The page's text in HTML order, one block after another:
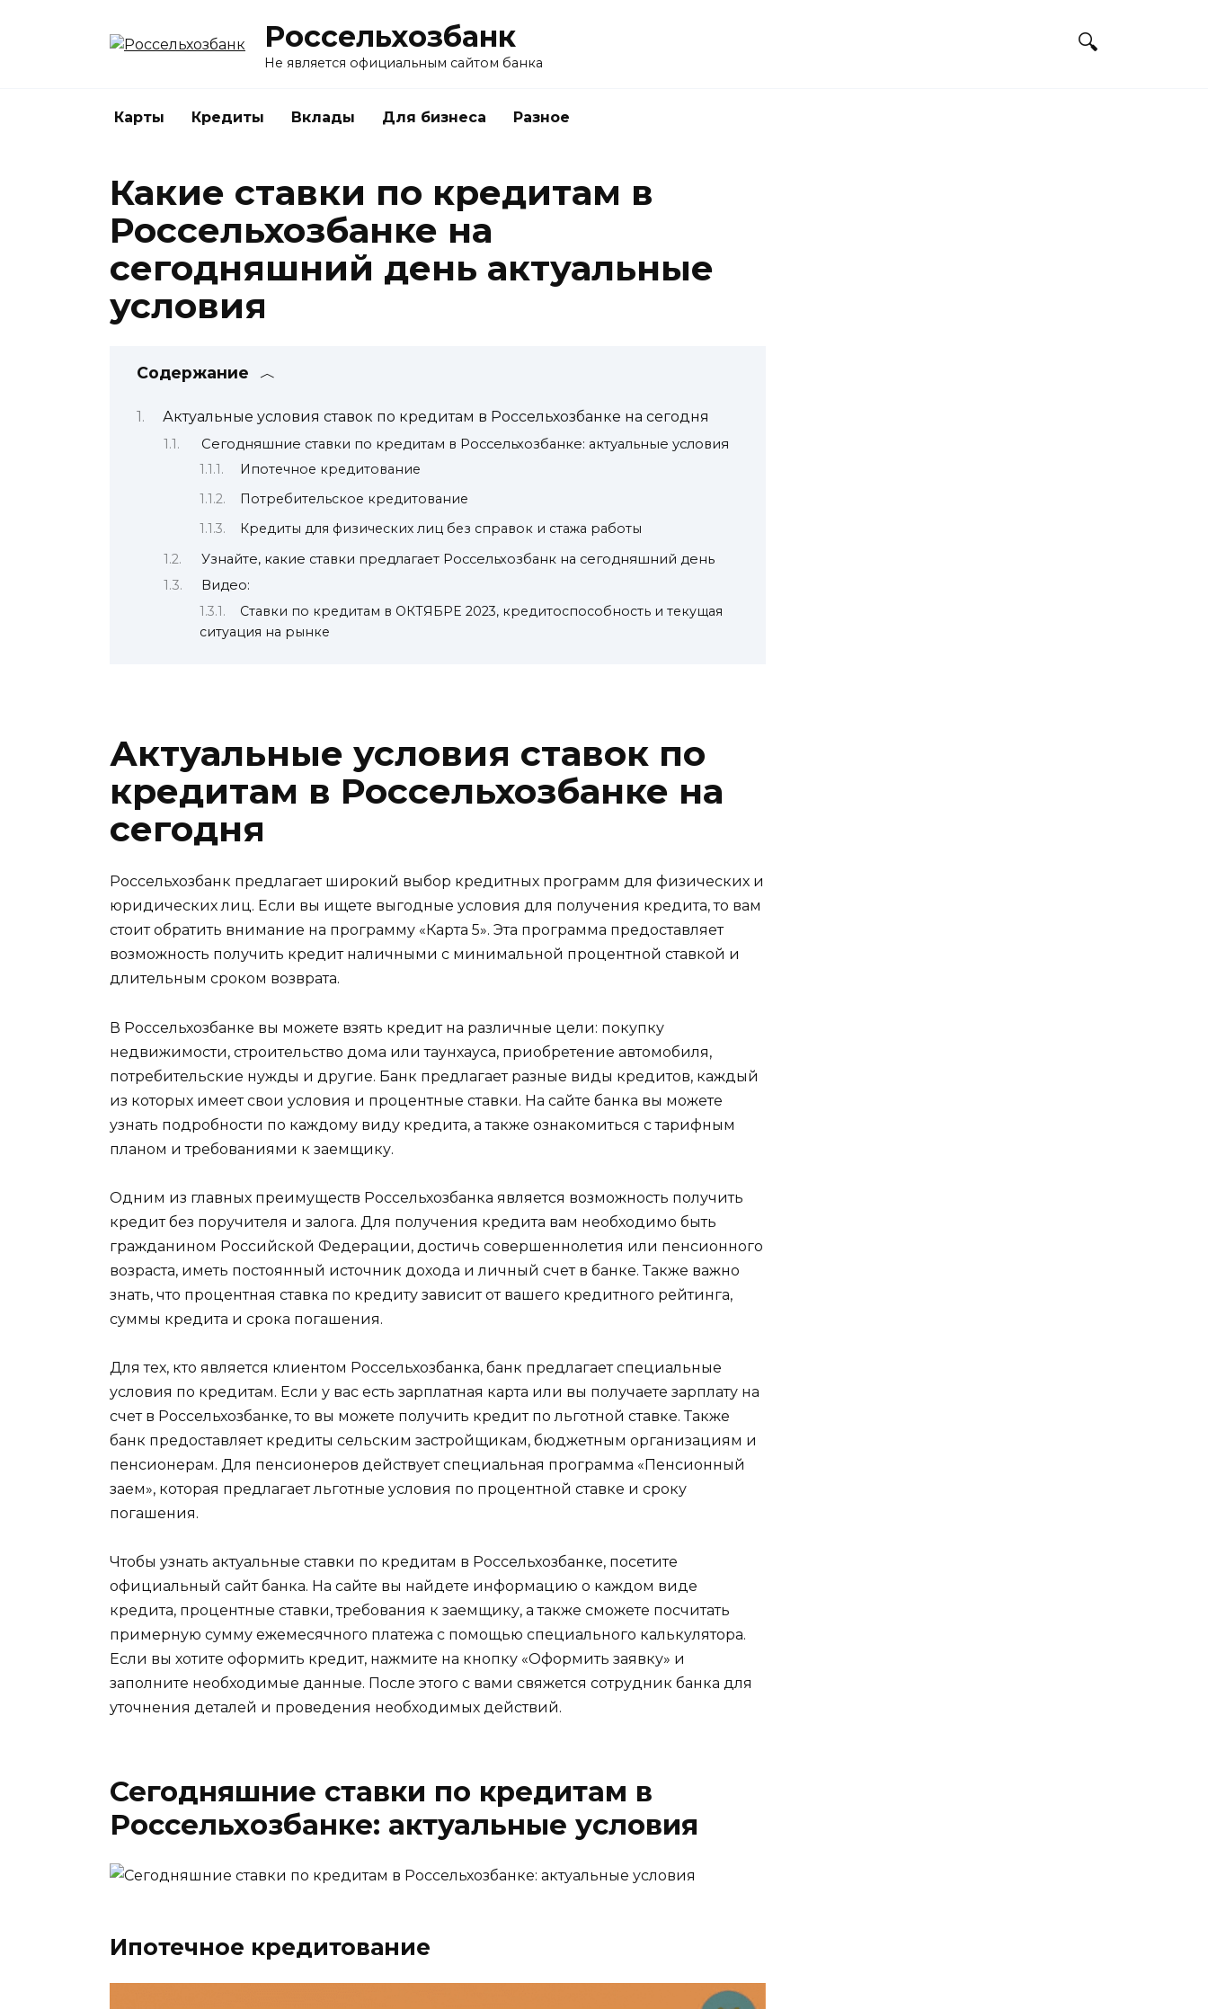
Россельхозбанк
Не является официальным сайтом банка
Карты Кредиты Вклады Для бизнеса Разное
Какие ставки по кредитам в
Россельхозбанке на
сегодняшний день актуальные
условия
Содержание
Актуальные условия ставок по кредитам в Россельхозбанке на сегодня
Сегодняшние ставки по кредитам в Россельхозбанке: актуальные условия
Ипотечное кредитование
Потребительское кредитование
Кредиты для физических лиц без справок и стажа работы
Узнайте, какие ставки предлагает Россельхозбанк на сегодняшний день
Видео:
Ставки по кредитам в ОКТЯБРЕ 2023, кредитоспособность и текущая
ситуация на рынке
Актуальные условия ставок по
кредитам в Россельхозбанке на
сегодня
Россельхозбанк предлагает широкий выбор кредитных программ для физических и
юридических лиц. Если вы ищете выгодные условия для получения кредита, то вам
стоит обратить внимание на программу «Карта 5». Эта программа предоставляет
возможность получить кредит наличными с минимальной процентной ставкой и
длительным сроком возврата.
В Россельхозбанке вы можете взять кредит на различные цели: покупку
недвижимости, строительство дома или таунхауса, приобретение автомобиля,
потребительские нужды и другие. Банк предлагает разные виды кредитов, каждый
из которых имеет свои условия и процентные ставки. На сайте банка вы можете
узнать подробности по каждому виду кредита, а также ознакомиться с тарифным
планом и требованиями к заемщику.
Одним из главных преимуществ Россельхозбанка является возможность получить
кредит без поручителя и залога. Для получения кредита вам необходимо быть
гражданином Российской Федерации, достичь совершеннолетия или пенсионного
возраста, иметь постоянный источник дохода и личный счет в банке. Также важно
знать, что процентная ставка по кредиту зависит от вашего кредитного рейтинга,
суммы кредита и срока погашения.
Для тех, кто является клиентом Россельхозбанка, банк предлагает специальные
условия по кредитам. Если у вас есть зарплатная карта или вы получаете зарплату на
счет в Россельхозбанке, то вы можете получить кредит по льготной ставке. Также
банк предоставляет кредиты сельским застройщикам, бюджетным организациям и
пенсионерам. Для пенсионеров действует специальная программа «Пенсионный
заем», которая предлагает льготные условия по процентной ставке и сроку
погашения.
Чтобы узнать актуальные ставки по кредитам в Россельхозбанке, посетите
официальный сайт банка. На сайте вы найдете информацию о каждом виде
кредита, процентные ставки, требования к заемщику, а также сможете посчитать
примерную сумму ежемесячного платежа с помощью специального калькулятора.
Если вы хотите оформить кредит, нажмите на кнопку «Оформить заявку» и
заполните необходимые данные. После этого с вами свяжется сотрудник банка для
уточнения деталей и проведения необходимых действий.
Сегодняшние ставки по кредитам в
Россельхозбанке: актуальные условия
Ипотечное кредитование